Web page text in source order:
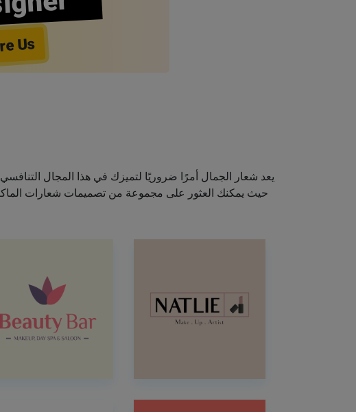
Us
يعد شعار الجمال أمرًا ضروريًا لتميزك في هذا المجال
حيث يمكنك العثور على مجموعة من تصميمات شعارات